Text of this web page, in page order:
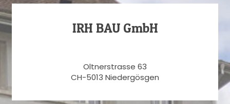
IRH BAU GmbH
Oltnerstrasse 63
CH-5013 Niedergösgen